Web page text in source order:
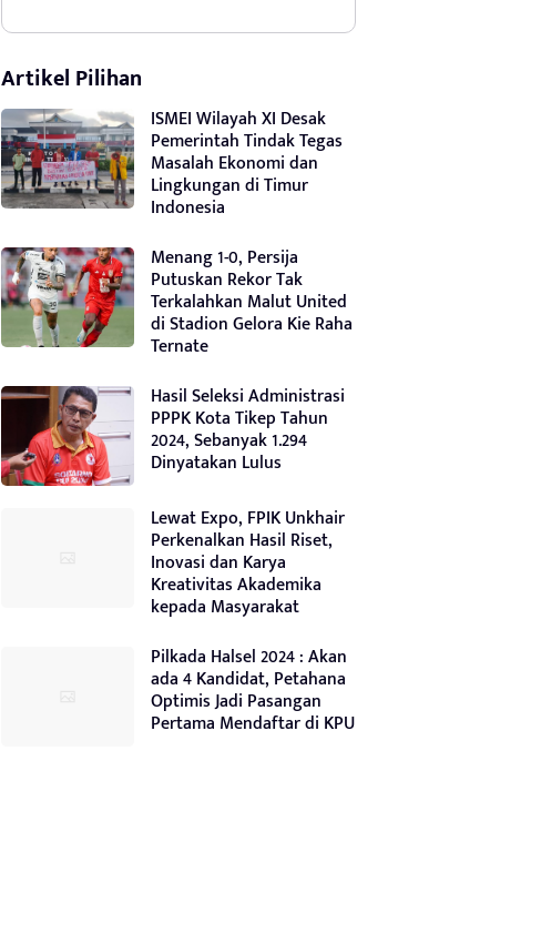
Artikel Pilihan
ISMEI Wilayah XI Desak
Pemerintah Tindak Tegas
Masalah Ekonomi dan
Lingkungan di Timur
Indonesia
Menang 1-0, Persija
Putuskan Rekor Tak
Terkalahkan Malut United
di Stadion Gelora Kie Raha
Ternate
Hasil Seleksi Administrasi
PPPK Kota Tikep Tahun
2024, Sebanyak 1.294
Dinyatakan Lulus
Lewat Expo, FPIK Unkhair
Perkenalkan Hasil Riset,
Inovasi dan Karya
Kreativitas Akademika
kepada Masyarakat
Pilkada Halsel 2024 : Akan
ada 4 Kandidat, Petahana
Optimis Jadi Pasangan
Pertama Mendaftar di KPU